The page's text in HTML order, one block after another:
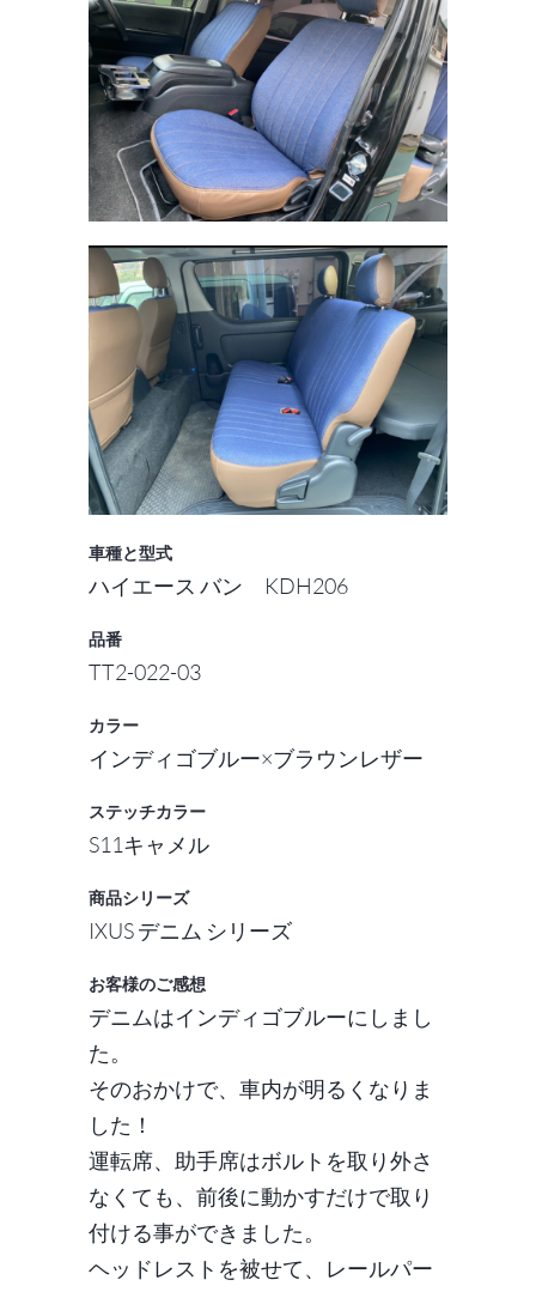
車種と型式
ハイエース バン KDH206
品番
TT2-022-03
カラー
インディゴブルー×ブラウンレザー
ステッチカラー
S11キャメル
商品シリーズ
IXUS デニム シリーズ
お客様のご感想
デニムはインディゴブルーにしまし
た。
そのおかけで、車内が明るくなりま
した！
運転席、助手席はボルトを取り外さ
なくても、前後に動かすだけで取り
付ける事ができました。
ヘッドレストを被せて、レールパー